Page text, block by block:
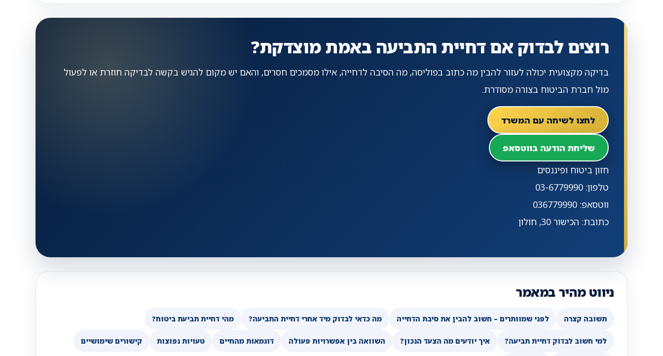
רוצים לבדוק אם דחיית התביעה באמת מוצדקת?
בדיקה מקצועית יכולה לעזור להבין מה כתוב בפוליסה, מה הסיבה לדחייה, אילו מסמכים חסרים, והאם יש מקום להגיש בקשה לבדיקה חוזרת או לפעול
מול חברת הביטוח בצורה מסודרת.
לחצו לשיחה עם המשרד
שליחת הודעה בווטסאפ
חזון ביטוח ופיננסים
טלפון: 03-6779990
ווטסאפ: 036779990
כתובת: הכישור 30, חולון
ניווט מהיר במאמר
תשובה קצרה לפני שמוותרים – חשוב להבין את סיבת הדחייה מה כדאי לבדוק מיד אחרי דחיית התביעה? מהי דחיית תביעת ביטוח?
למי חשוב לבדוק דחיית תביעה? איך יודעים מה הצעד הנכון? השוואה בין אפשרויות פעולה דוגמאות מהחיים טעויות נפוצות קישורים שימושיים